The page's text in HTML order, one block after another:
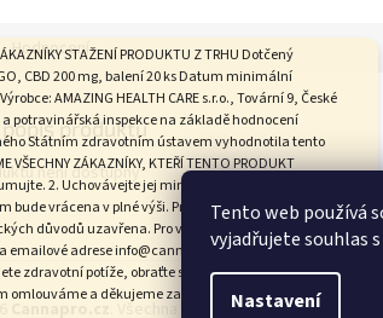
Tento web používá
vyjadřujete souhlas
Nastavení
STAŽENÍ PRODUKTU Z TRHU Dotčený
CBD 200 mg, balení 20 ks Datum minimální
AMAZING HEALTH CARE s.r.o., Tovární 9, České
potravinářská inspekce na základě hodnocení
Státním zdravotním ústavem vyhodnotila tento
ZÁKAZNÍKY, KTEŘÍ TENTO PRODUKT
2. Uchovávejte jej mimo dosah dětí. 3. Vraťte jej
bude vrácena v plné výši. Provozovna na adrese Kozí
důvodů uzavřena. Pro vrácení produktu a kupní
emailové adrese info@cannapro.cz. Pokud jste
zdravotní potíže, obraťte se na svého lékaře. Za
a děkujeme za spolupráci. GALAXY
Hodnocení
produktu
není dostupný
. Všechna práva vyhrazena.Upravit